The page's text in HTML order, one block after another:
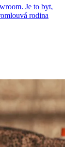
Je to byt,
rodina